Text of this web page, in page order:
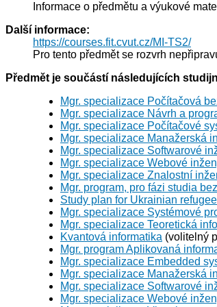
Informace o předmětu a výukové
Další informace:
https://courses.fit.cvut.cz/MI-TS2/
Pro tento předmět se rozvrh
Předmět je součástí následujících
Mgr. specializace Počítačová
Mgr. specializace Návrh a
Mgr. specializace Počítačové
Mgr. specializace Manažerská
Mgr. specializace Softwarové
Mgr. specializace Webové
Mgr. specializace Znalostní
Mgr. program, pro fázi studia
Study plan for Ukrainian
Mgr. specializace Systémové
Mgr. specializace Teoretická
Kvantová informatika (volitelný
Mgr. program Aplikovaná
Mgr. specializace Embedded
Mgr. specializace Manažerská
Mgr. specializace Softwarové
Mgr. specializace Webové